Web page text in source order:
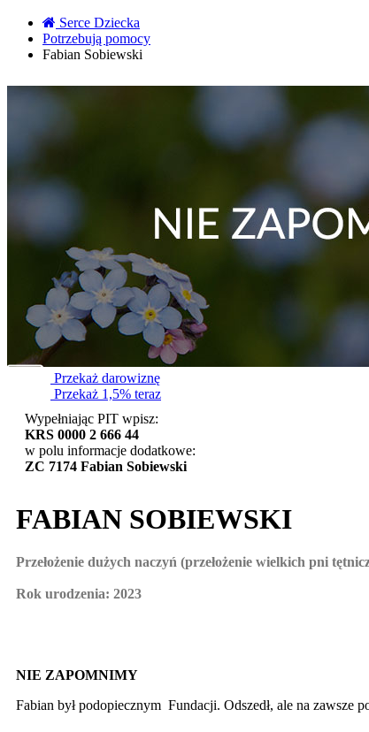
Serce Dziecka
Potrzebują pomocy
Fabian Sobiewski
Przekaż darowiznę
Przekaż 1,5% teraz
Wypełniając PIT wpisz:
KRS 0000 2 666 44
w polu informacje dodatkowe:
ZC 7174 Fabian Sobiewski
FABIAN SOBIEWSKI
Przełożenie dużych naczyń (przełożenie wielkich pni
Rok urodzenia: 2023
NIE ZAPOMNIMY
Fabian był podopiecznym Fundacji. Odszedł, ale na zawsze